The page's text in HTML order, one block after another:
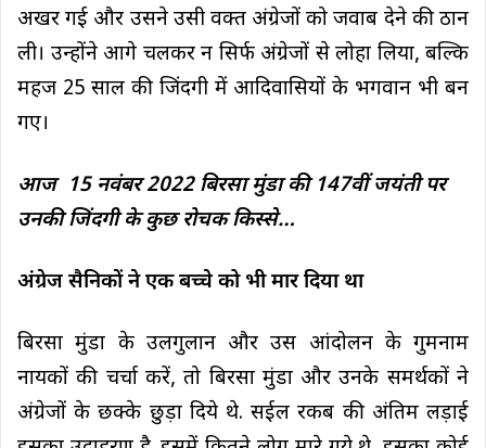
अखर गई और उसने उसी वक्त अंग्रेजों को जवाब देने की ठान
ली। उन्होंने आगे चलकर न सिर्फ अंग्रेजों से लोहा लिया, बल्कि
महज 25 साल की जिंदगी में आदिवासियों के भगवान भी बन
गए।
आज 15 नवंबर 2022 बिरसा मुंडा की 147वीं जयंती पर
उनकी जिंदगी के कुछ रोचक किस्से…
अंग्रेज सैनिकों ने एक बच्चे को भी मार दिया था
बिरसा मुंडा के उलगुलान और उस आंदोलन के गुमनाम
नायकों की चर्चा करें, तो बिरसा मुंडा और उनके समर्थकों ने
अंग्रेजों के छक्के छुड़ा दिये थे. सईल रकब की अंतिम लड़ाई